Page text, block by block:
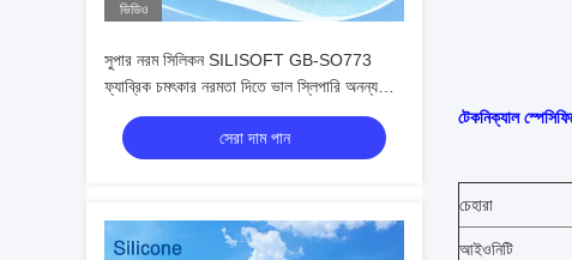
ভিডিও
সুপার নরম সিলিকন SILISOFT GB-SO773
ফ্যাব্রিক চমৎকার নরমতা দিতে ভাল স্লিপারি অনন্য
অভ্যন্তরীণ নরম শুকনো হ্যান্ডেল
সেরা দাম পান
টেকনিক্যাল
চেহারা
আইওনিটি